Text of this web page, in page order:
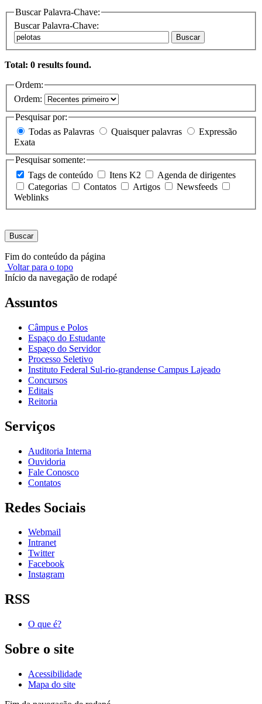
Buscar Palavra-Chave:
Buscar Palavra-Chave:
Buscar
Total: 0 results found.
Ordem:
Ordem:
Pesquisar por:
Todas as Palavras
Quaisquer palavras
Exata
Pesquisar somente:
Tags de conteúdo
Itens K2
Agenda de dirigentes
Categorias
Contatos Artigos
Newsfeeds
Weblinks
Buscar
Fim do conteúdo da página
Voltar para o topo
Início da navegação de rodapé
Assuntos
Câmpus e Polos
Espaço do Estudante
Espaço do Servidor
Processo Seletivo
Instituto Federal Sul-rio-grandense Campus Lajeado
Concursos
Editais
Reitoria
Serviços
Auditoria Interna
Ouvidoria
Fale Conosco
Contatos
Redes Sociais
Webmail
Intranet
Twitter
Facebook
Instagram
RSS
O que é?
Sobre o site
Acessibilidade
Mapa do site